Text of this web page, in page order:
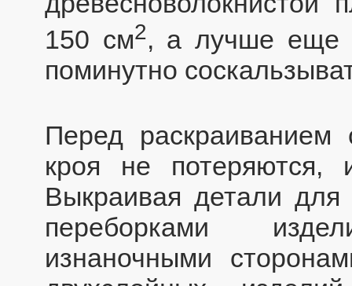
150 см2, а лучше еще
поминутно
Перед раскраиванием
кроя не потеряются,
Выкраивая детали
переборками
изнаночными